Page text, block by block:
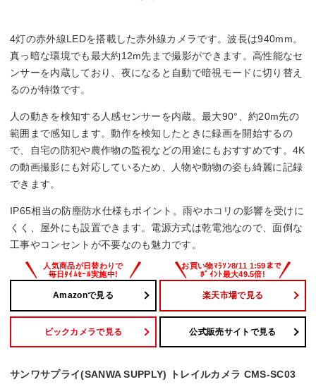
IP65
人感センサー
◯
幅x高さx奥行
88x112x62 mm
4灯の赤外線LEDを搭載した赤外線カメラです。波長は940mm。
真っ暗な環境でも最大約12m先まで撮影ができます。高性能なセ
ンサーを内蔵しており、夜になると自動で暗視モードに切り替え
るのが特徴です。
人の動きを検知する人感センサーを内蔵。最大90°、約20m先の
範囲まで感知します。動作を検知したときに録画を開始するの
で、自宅の防犯や農作物の監視などの用途にもおすすめです。4K
の動画撮影にも対応しているため、人物や動物の姿も綺麗に記録
できます。
IP65相当の防塵防水仕様もポイント。雨やホコリの影響を受けに
くく、屋外にも設置できます。電源方式は乾電池なので、面倒な
工事やコンセントが不要なのも魅力です。
Amazonで見る 楽天市場で見る
ビックカメラで見る 公式販売サイトで見る
サンワサプライ(SANWA SUPPLY) トレイルカメラ CMS-SC03